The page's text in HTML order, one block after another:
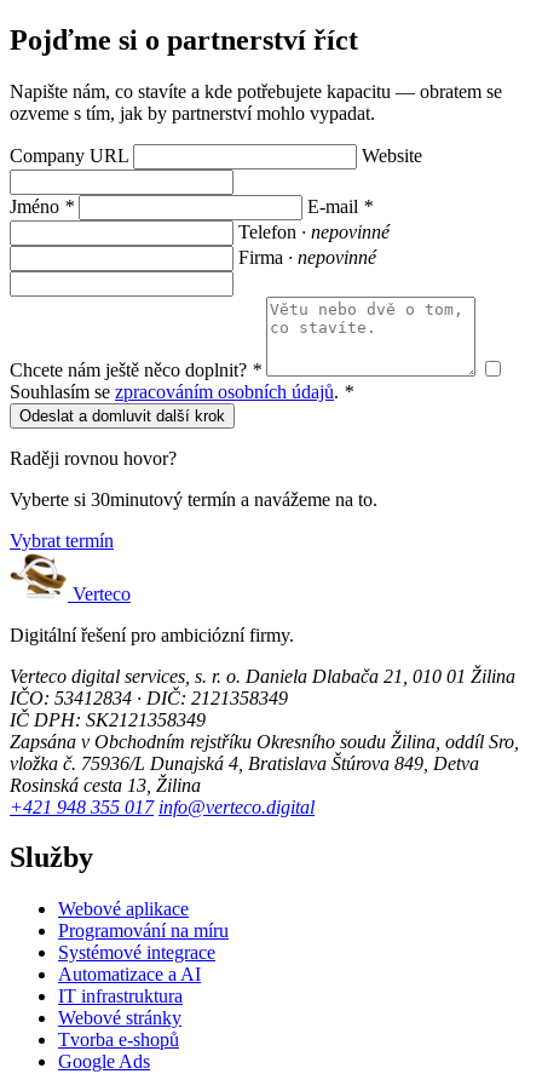
Pojďme si o partnerství říct
Napište nám, co stavíte a kde potřebujete kapacitu — obratem se
ozveme s tím, jak by partnerství mohlo vypadat.
Company URL Website
Jméno * E-mail *
Telefon · nepovinné
Firma · nepovinné
Chcete nám ještě něco doplnit? *
Souhlasím se zpracováním osobních údajů. *
Odeslat a domluvit další krok
Raději rovnou hovor?
Vyberte si 30minutový termín a navážeme na to.
Vybrat termín
Verteco
Digitální řešení pro ambiciózní firmy.
Verteco digital services, s. r. o. Daniela Dlabača 21, 010 01 Žilina
IČO: 53412834 · DIČ: 2121358349
IČ DPH: SK2121358349
Zapsána v Obchodním rejstříku Okresního soudu Žilina, oddíl Sro,
vložka č. 75936/L Dunajská 4, Bratislava Štúrova 849, Detva
Rosinská cesta 13, Žilina
+421 948 355 017 info@verteco.digital
Služby
Webové aplikace
Programování na míru
Systémové integrace
Automatizace a AI
IT infrastruktura
Webové stránky
Tvorba e-shopů
Google Ads